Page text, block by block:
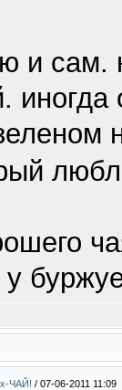
и сам.
иногда
ЧАЙ! / 07-06-2011 11:09